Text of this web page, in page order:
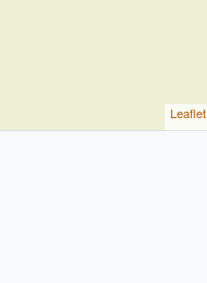
Leaflet